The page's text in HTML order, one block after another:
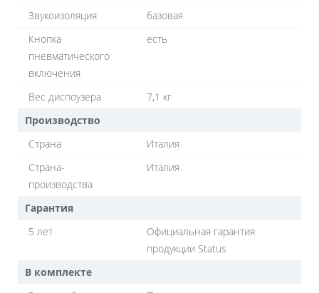
Звукоизоляция
базовая
Кнопка
пневматического
включения
есть
Вес диспоузера
7,1 кг
Производство
Страна
Италия
Страна-
производства
Италия
Гарантия
5 лет
Официальная гарантия
продукции Status
В комплекте